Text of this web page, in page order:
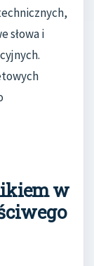
słowa i
w